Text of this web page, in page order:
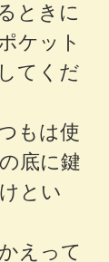
ときに
ケット
てくだ
もは使
底に鍵
とい
えって